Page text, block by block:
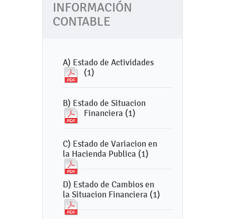
INFORMACIÓN
CONTABLE
A) Estado de Actividades
(1)
B) Estado de Situacion
Financiera (1)
C) Estado de Variacion en
la Hacienda Publica (1)
D) Estado de Cambios en
la Situacion Financiera (1)